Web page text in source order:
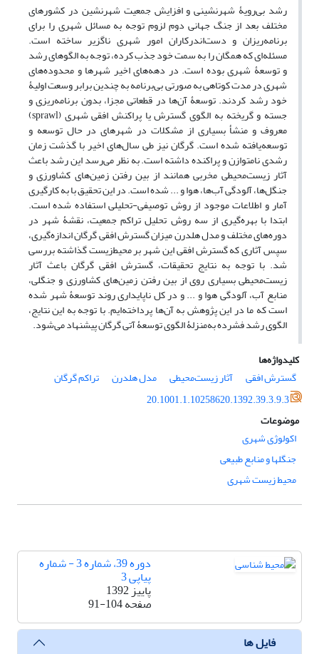
رشد بی‌رویۀ شهرنشینی و افزایش جمعیت شهرنشین در کشورهای
مختلف بعد از جنگ جهانی دوم لزوم توجه به مسائل شهری را برای
برنامه‌ریزان و دست‌اندر‌کاران امور شهری ناگزیر ساخته است.
مسئله‌ای که همگان را به سمت خود جذب کرده، توجه به الگوهای رشد
و توسعۀ شهری بوده است. در دهه‌های اخیر شهر‌ها و محدوده‌های
شهری در مدت کوتاهی به صورتی بی‌برنامه به چندین برابر وسعت اولیۀ
خود رشد کردند. توسعۀ آن‌ها در قطعاتی مجزا، بدون برنامه‌ریزی و
جسته و گریخته به الگوی گسترش یا پراکنش افقی شهری (sprawl)
معروف و منشأ بسیاری از مشکلات در شهرهای در حال توسعه و
توسعه‌یافته شده است. گرگان نیز طی سال‌های اخیر با گذشت زمان
رشدی نامتوازن و پراکنده داشته است. به نظر می‌رسد این رشد باعث
آثار زیست‌محیطی مخربی همانند از بین رفتن زمین‌های کشاورزی و
جنگل‌ها، آلودگی آب‌ها، هوا و ... شده است. در این تحقیق با به کارگیری
آمار و اطلاعات موجود از روش توصیفی-تحلیلی استفاده شده است.
ابتدا با بهره‌گیری از سه روش تحلیل تراکم جمعیت، نقشۀ شهر در
دوره‌های مختلف و مدل هلدرن میزان گسترش افقی گرگان اندازه‌گیری،
سپس آثاری که گسترش افقی این شهر بر محیط‌زیست گذاشته بررسی
شد. با توجه به نتایج تحقیقات، گسترش افقی گرگان باعث آثار
زیست‌محیطی بسیاری روی از بین رفتن زمین‌های کشاورزی و جنگلی،
منابع آب، آلودگی هوا و ... و در کل ناپایداری روند توسعۀ شهر شده
است که ما در این پژوهش به آن‌ها پرداخته‌ایم. با توجه به این نتایج،
الگوی رشد فشرده به‌منزلۀ الگوی توسعۀ آتی گرگان پیشنهاد می‌شود.
کلیدواژه‌ها
گسترش افقی
آثار زیست‌محیطی مدل هلدرن
تراکم گرگان
20.1001.1.10258620.1392.39.3.9.3
موضوعات
اکولوژی شهری
جنگلها و منابع طبیعی
محیط زیست شهری
دوره 39، شماره 3 - شماره
پیاپی 3
پاییز 1392
صفحه91-104
فایل ها